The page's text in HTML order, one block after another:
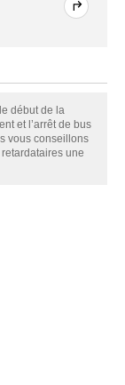
début de la
et l’arrêt de bus
vous conseillons
une